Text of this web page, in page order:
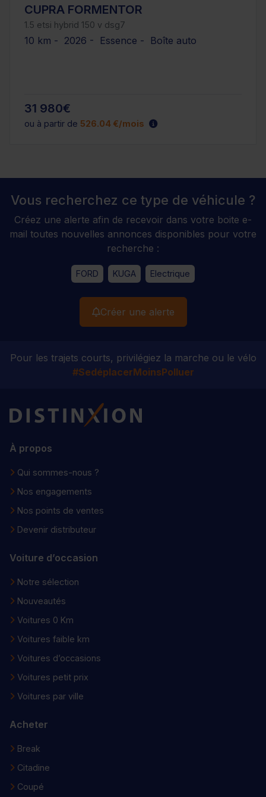
CUPRA FORMENTOR
1.5 etsi hybrid 150 v dsg7
10 km - 2026 - Essence - Boîte auto
31 980€
ou à partir de 526.04 €/mois
Vous recherchez ce type de véhicule ?
Créez une alerte afin de recevoir dans votre boite e-
mail toutes nouvelles annonces disponibles pour votre
recherche :
FORD KUGA Electrique
Créer une alerte
Pour les trajets courts, privilégiez la marche ou le vélo
#SedéplacerMoinsPolluer
Distinxion
À propos
Qui sommes-nous ?
Nos engagements
Nos points de ventes
Devenir distributeur
Voiture d’occasion
Notre sélection
Nouveautés
Voitures 0 Km
Voitures faible km
Voitures d’occasions
Voitures petit prix
Voitures par ville
Acheter
Break
Citadine
Coupé